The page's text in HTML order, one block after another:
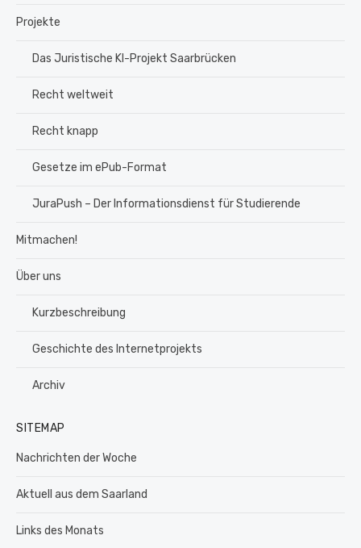
Projekte
Das Juristische KI-Projekt Saarbrücken
Recht weltweit
Recht knapp
Gesetze im ePub-Format
JuraPush – Der Informationsdienst für Studierende
Mitmachen!
Über uns
Kurzbeschreibung
Geschichte des Internetprojekts
Archiv
SITEMAP
Nachrichten der Woche
Aktuell aus dem Saarland
Links des Monats